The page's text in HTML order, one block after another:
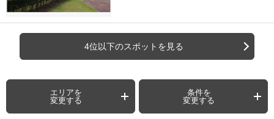
4位以下のスポットを見る
エリアを
変更する
条件を
変更する